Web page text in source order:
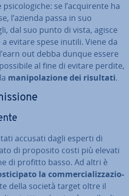
se l’ac­qui­ren­te ha
l’azienda passa in suo
dal suo punto di vista, agisce
evitare spese inutili. Viene da
out debba dunque essere
al fine di evitare perdite,
ma­ni­po­la­zio­ne dei risultati.
accusati dagli esperti di
di proposito costi più elevati
di profitto basso. Ad altri è
la com­mer­cia­liz­za­zio­
della società target oltre il